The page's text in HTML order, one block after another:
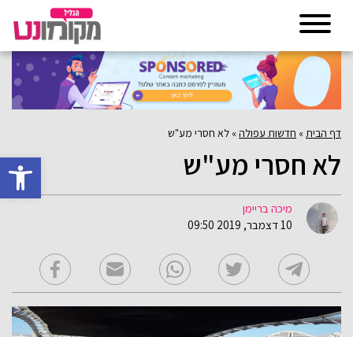
פתח
דף הבית » חדשות עפולה» לא חסרי מע"ש
לא חסרי מע"ש
מיכה בריימן
10 דצמבר, 2019 09:50